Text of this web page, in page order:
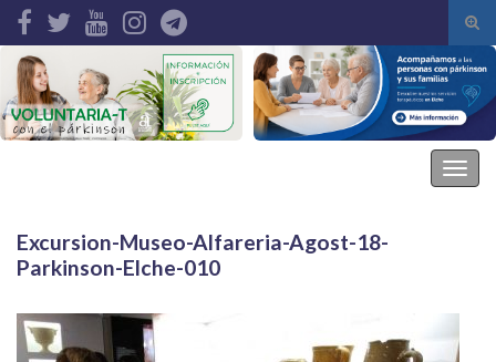
de
Search for:
Excursion-Museo-Alfareria-Agost-18-
Parkinson-Elche-010